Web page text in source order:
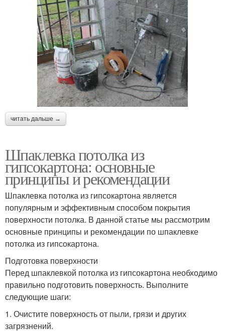
читать дальше →
Шпаклевка потолка из
гипсокартона: основные
принципы и рекомендации
Шпаклевка потолка из гипсокартона является
популярным и эффективным способом покрытия
поверхности потолка. В данной статье мы рассмотрим
основные принципы и рекомендации по шпаклевке
потолка из гипсокартона.
Подготовка поверхности
Перед шпаклевкой потолка из гипсокартона необходимо
правильно подготовить поверхность. Выполните
следующие шаги:
1. Очистите поверхность от пыли, грязи и других
загрязнений.